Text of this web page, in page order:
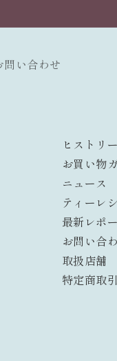
問い合わせ
ヒストリー
お買い物
ニュース
ティーレ
最新レポ
お問い合
取扱店舗
特定商取